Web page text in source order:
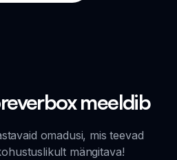
meeldib
omadusi, mis teevad
mängitava!